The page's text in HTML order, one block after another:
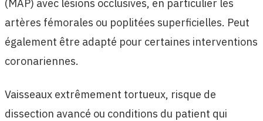
(MAP) avec lésions occlusives, en particulier les
artères fémorales ou poplitées superficielles. Peut
également être adapté pour certaines interventions
coronariennes.
Vaisseaux extrêmement tortueux, risque de
dissection avancé ou conditions du patient qui